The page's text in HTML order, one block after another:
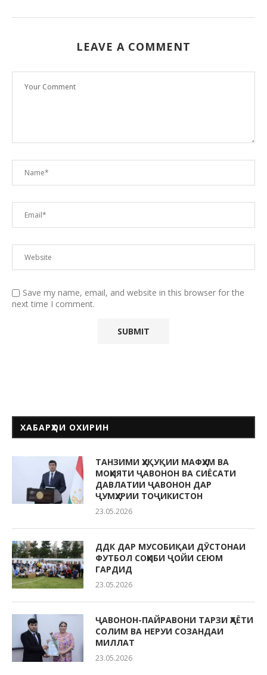
LEAVE A COMMENT
Save my name, email, and website in this browser for the
next time I comment.
ХАБАРҲОИ ОХИРИН
ТАНЗИМИ ҲУҚУҚИИ МАФҲУМ ВА
МОҲИЯТИ ҶАВОНОН ВА СИЁСАТИ
ДАВЛАТИИ ҶАВОНОН ДАР
ҶУМҲУРИИ ТОҶИКИСТОН
23.05.2026
ДДК ДАР МУСОБИҚАИ ДӮСТОНАИ
ФУТБОЛ СОҲИБИ ҶОЙИ СЕЮМ
ГАРДИД
23.05.2026
ҶАВОНОН-ПАЙРАВОНИ ТАРЗИ ҲАЁТИ
СОЛИМ ВА НЕРУИ СОЗАНДАИ
МИЛЛАТ
23.05.2026